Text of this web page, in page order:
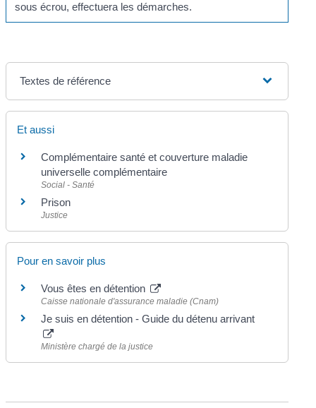
sous écrou, effectuera les démarches.
Textes de référence
Et aussi
Complémentaire santé et couverture maladie
universelle complémentaire
Social - Santé
Prison
Justice
Pour en savoir plus
Vous êtes en détention
Caisse nationale d'assurance maladie (Cnam)
Je suis en détention - Guide du détenu arrivant
Ministère chargé de la justice